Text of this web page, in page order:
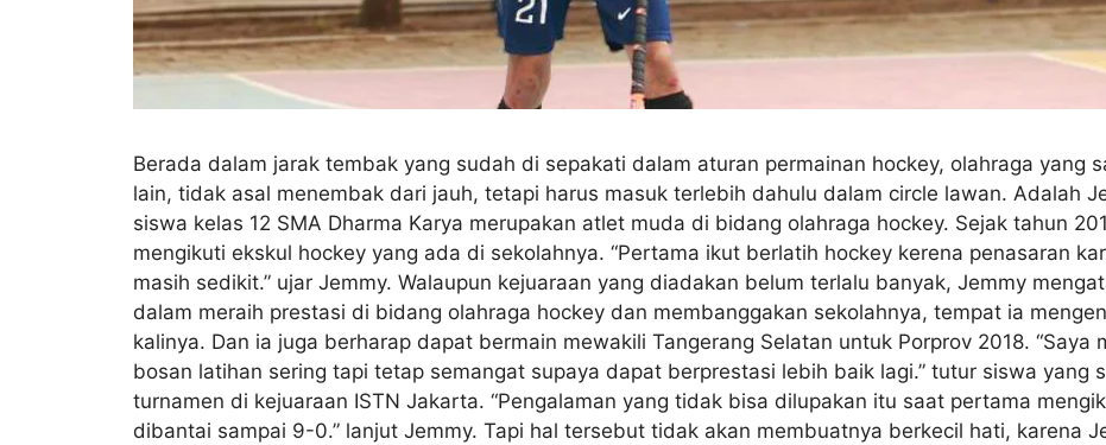
Berada dalam jarak tembak yang sudah di sepakati dalam aturan permainan hockey, olahraga yang
lain, tidak asal menembak dari jauh, tetapi harus masuk terlebih dahulu dalam circle lawan. Adalah
siswa kelas 12 SMA Dharma Karya merupakan atlet muda di bidang olahraga hockey. Sejak tahun
mengikuti ekskul hockey yang ada di sekolahnya. “Pertama ikut berlatih hockey kerena penasaran
masih sedikit.” ujar Jemmy. Walaupun kejuaraan yang diadakan belum terlalu banyak, Jemmy
dalam meraih prestasi di bidang olahraga hockey dan membanggakan sekolahnya, tempat ia
kalinya. Dan ia juga berharap dapat bermain mewakili Tangerang Selatan untuk Porprov 2018. “Saya
bosan latihan sering tapi tetap semangat supaya dapat berprestasi lebih baik lagi.” tutur siswa yang
turnamen di kejuaraan ISTN Jakarta. “Pengalaman yang tidak bisa dilupakan itu saat pertama
dibantai sampai 9-0.” lanjut Jemmy. Tapi hal tersebut tidak akan membuatnya berkecil hati, karena